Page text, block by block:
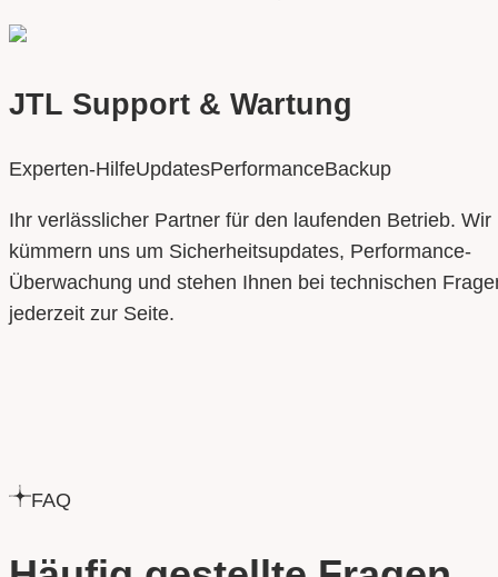
JTL Support & Wartung
Experten-HilfeUpdatesPerformanceBackup
Ihr verlässlicher Partner für den laufenden Betrieb. Wir
kümmern uns um Sicherheitsupdates, Performance-
Überwachung und stehen Ihnen bei technischen
jederzeit zur Seite.
FAQ